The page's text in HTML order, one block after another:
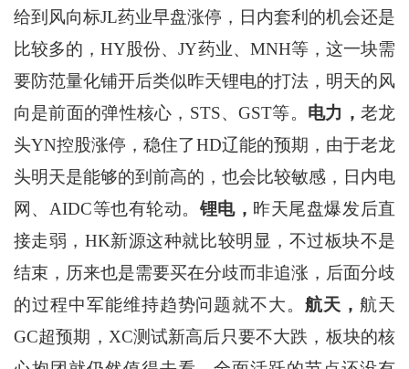
给到风向标JL药业早盘涨停，日内套利的机会还是
比较多的，HY股份、JY药业、MNH等，这一块需
要防范量化铺开后类似昨天锂电的打法，明天的风
向是前面的弹性核心，STS、GST等。 电力， 老龙
头YN控股涨停，稳住了HD辽能的预期，由于老龙
头明天是能够的到前高的，也会比较敏感，日内电
网、AIDC等也有轮动。 锂电， 昨天尾盘爆发后直
接走弱，HK新源这种就比较明显，不过板块不是
结束，历来也是需要买在分歧而非追涨，后面分歧
的过程中军能维持趋势问题就不大。航天，航天
GC超预期，XC测试新高后只要不大跌，板块的核